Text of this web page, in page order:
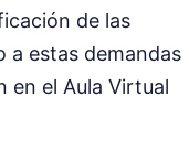
de las
a estas demandas
en el Aula Virtual